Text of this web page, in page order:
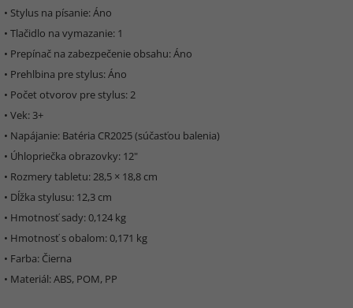
• Stylus na písanie: Áno
• Tlačidlo na vymazanie: 1
• Prepínač na zabezpečenie obsahu: Áno
• Prehlbina pre stylus: Áno
• Počet otvorov pre stylus: 2
• Vek: 3+
• Napájanie: Batéria CR2025 (súčasťou balenia)
• Úhlopriečka obrazovky: 12"
• Rozmery tabletu: 28,5 × 18,8 cm
• Dĺžka stylusu: 12,3 cm
• Hmotnosť sady: 0,124 kg
• Hmotnosť s obalom: 0,171 kg
• Farba: Čierna
• Materiál: ABS, POM, PP